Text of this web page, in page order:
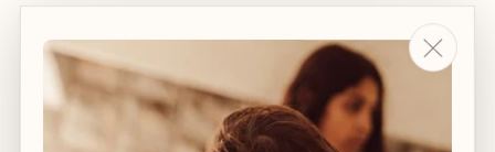
Aantal
verlagen
voor
Aantal
verhogen
voor
puzzel
Voorraad laag